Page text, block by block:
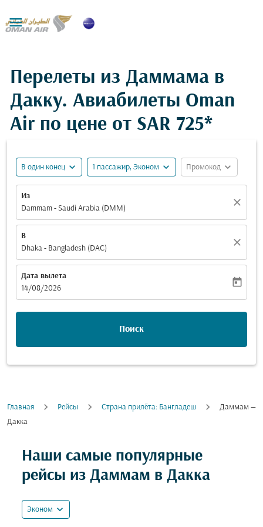

Перелеты из Даммама в
Дакку. Авиабилеты Oman
Air по цене от SAR 725*
В один конец expand_more 1 пассажир, Эконом expand_more Промокод expand_more
Из
Dammam - Saudi Arabia (DMM)
close
В
Dhaka - Bangladesh (DAC)
close
Дата вылета
fc-booking-departure-date-aria-label
14/08/2026
today
Поиск
Главная Рейсы Cтрана прилёта: Бангладеш
Даммам —
Дакка
Наши самые популярные
рейсы из Даммам в Дакка
Эконом expand_more